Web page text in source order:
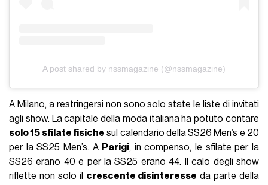
A post shared by nssmagazine (@nssmagazine)
A Milano, a restringersi non sono solo state le liste di invitati
agli show. La capitale della moda italiana ha potuto contare
solo 15 sfilate fisiche sul calendario della SS26 Men’s e 20
per la SS25 Men’s. A Parigi, in compenso, le sfilate per la
SS26 erano 40 e per la SS25 erano 44. Il calo degli show
riflette non solo il crescente disinteresse da parte della